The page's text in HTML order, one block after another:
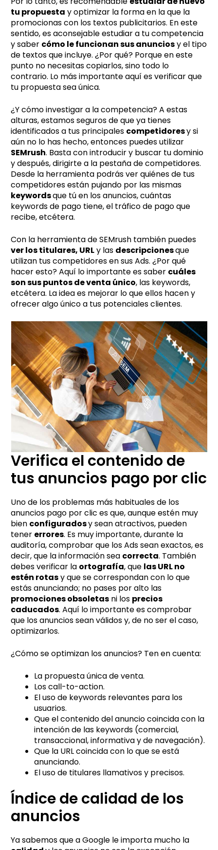
tu propuesta y optimizar la forma en la que la
promocionas con los textos publicitarios. En este
sentido, es aconsejable estudiar a tu competencia
y saber cómo le funcionan sus anunciosy el tipo
de textos que incluye. ¿Por qué? Porque en este
punto no necesitas copiarlos, sino todo lo
contrario. Lo más importante aquí es verificar que
tu propuesta sea única.
¿Y cómo investigar a la competencia? A estas
alturas, estamos seguros de que ya tienes
identificados a tus principales competidoresy si
aún no lo has hecho, entonces puedes utilizar
SEMrush. Basta con introducir y buscar tu dominio
y después, dirigirte a la pestaña de competidores.
Desde la herramienta podrás ver quiénes de tus
competidores están pujando por las mismas
keywordsque tú en los anuncios, cuántas
keywords de pago tiene, el tráfico de pago que
recibe, etcétera.
Con la herramienta de SEMrush también puedes
ver los titulares, URLy las descripcionesque
utilizan tus competidores en sus Ads. ¿Por qué
hacer esto? Aquí lo importante es saber cuáles
son sus puntos de venta único, las keywords,
etcétera. La idea es mejorar lo que ellos hacen y
ofrecer algo único a tus potenciales clientes.
Verifica el contenido de
tus anuncios pago por clic
Uno de los problemas más habituales de los
anuncios pago por clic es que, aunque estén muy
bien configuradosy sean atractivos, pueden
tener errores. Es muy importante, durante la
auditoría, comprobar que los Ads sean exactos, es
decir, que la información sea correcta. También
debes verificar la ortografía, que las URL no
estén rotasy que se correspondan con lo que
estás anunciando; no pases por alto las
promociones obsoletas ni los precios
caducados. Aquí lo importante es comprobar
que los anuncios sean válidos y, de no ser el caso,
optimizarlos.
¿Cómo se optimizan los anuncios? Ten en cuenta:
La propuesta única de venta.
Los call-to-action.
El uso de keywords relevantes para los
usuarios.
Que el contenido del anuncio coincida con la
intención de las keywords (comercial,
transaccional, informativa y de navegación).
Que la URL coincida con lo que se está
anunciando.
El uso de titulares llamativos y precisos.
Índice de calidad de los
anuncios
Ya sabemos que a Google le importa mucho la